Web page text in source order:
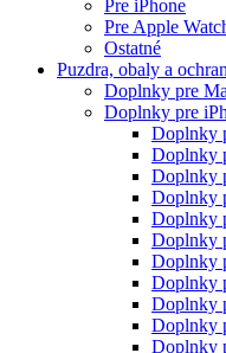
Pre iPhone
Pre Apple
Ostatné
Puzdra, obaly a
Doplnky pre
Doplnky pre
Doplnky
Doplnky
Doplnky
Doplnky
Doplnky
Doplnky
Doplnky
Doplnky
Doplnky
Doplnky
Doplnky